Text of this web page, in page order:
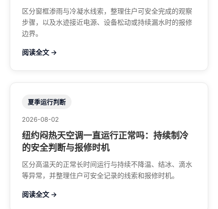
区分窗框渗雨与冷凝水线索，整理住户可安全完成的观察
步骤，以及水迹接近电源、设备松动或持续漏水时的报修
边界。
阅读全文 →
夏季运行判断
2026-08-02
纽约闷热天空调一直运行正常吗：持续制冷
的安全判断与报修时机
区分高温天的正常长时间运行与持续不降温、结冰、滴水
等异常，并整理住户可安全记录的线索和报修时机。
阅读全文 →